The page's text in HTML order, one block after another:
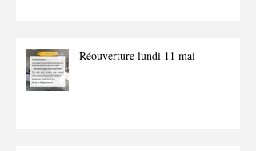
Réouverture lundi 11 mai